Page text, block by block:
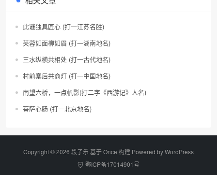
此谜独具匠心 (打一江苏名胜)
芙蓉如面柳如眉 (打一湖南地名)
三水纵横共相处 (打一古代地名)
村前寨后共商灯 (打一中国地名)
南望六桥，一点帆影(打二字《西游记》人名)
菩萨心肠 (打一北京地名)
Copyright © 2026 段子乐 基于 Once 构建 Powered byWordPress
鄂ICP备17014901号